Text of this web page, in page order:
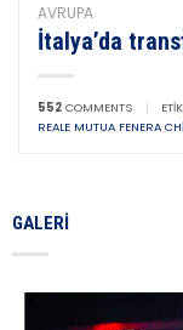
AVRUPA
İtalya’da
552 COMMENTS |
REALE MUTUA FENERA
GALERI